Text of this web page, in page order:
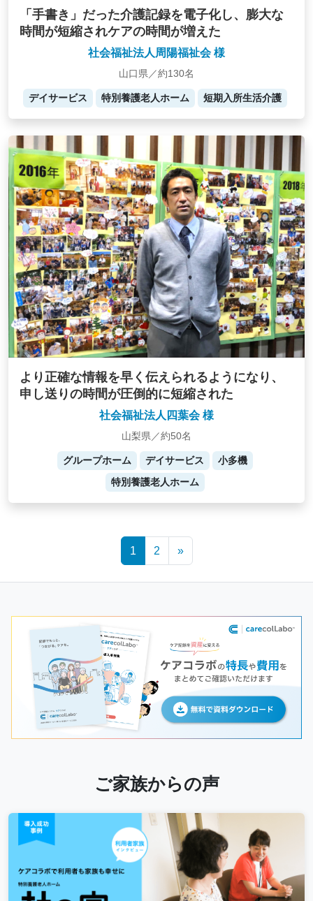
「手書き」だった介護記録を電子化し、膨大な
時間が短縮されケアの時間が増えた
社会福祉法人周陽福祉会 様
山口県／約130名
デイサービス 特別養護老人ホーム 短期入所生活介護
より正確な情報を早く伝えられるようになり、
申し送りの時間が圧倒的に短縮された
社会福祉法人四葉会 様
山梨県／約50名
グループホーム デイサービス
小多機
特別養護老人ホーム
1 2 »
ご家族からの声